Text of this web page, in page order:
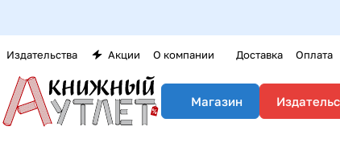
Издательства Акции О компании Доставка Оплата
Магазин